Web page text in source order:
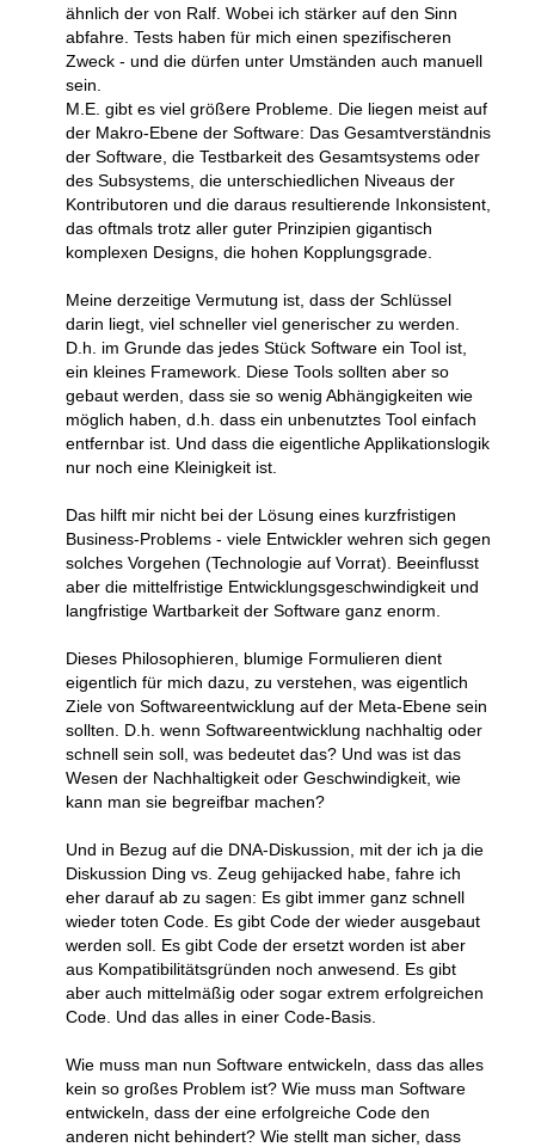
ähnlich der von Ralf. Wobei ich stärker auf den Sinn
abfahre. Tests haben für mich einen spezifischeren
Zweck - und die dürfen unter Umständen auch manuell
sein.
M.E. gibt es viel größere Probleme. Die liegen meist auf
der Makro-Ebene der Software: Das Gesamtverständnis
der Software, die Testbarkeit des Gesamtsystems oder
des Subsystems, die unterschiedlichen Niveaus der
Kontributoren und die daraus resultierende Inkonsistent,
das oftmals trotz aller guter Prinzipien gigantisch
komplexen Designs, die hohen Kopplungsgrade.
Meine derzeitige Vermutung ist, dass der Schlüssel
darin liegt, viel schneller viel generischer zu werden.
D.h. im Grunde das jedes Stück Software ein Tool ist,
ein kleines Framework. Diese Tools sollten aber so
gebaut werden, dass sie so wenig Abhängigkeiten wie
möglich haben, d.h. dass ein unbenutztes Tool einfach
entfernbar ist. Und dass die eigentliche Applikationslogik
nur noch eine Kleinigkeit ist.
Das hilft mir nicht bei der Lösung eines kurzfristigen
Business-Problems - viele Entwickler wehren sich gegen
solches Vorgehen (Technologie auf Vorrat). Beeinflusst
aber die mittelfristige Entwicklungsgeschwindigkeit und
langfristige Wartbarkeit der Software ganz enorm.
Dieses Philosophieren, blumige Formulieren dient
eigentlich für mich dazu, zu verstehen, was eigentlich
Ziele von Softwareentwicklung auf der Meta-Ebene sein
sollten. D.h. wenn Softwareentwicklung nachhaltig oder
schnell sein soll, was bedeutet das? Und was ist das
Wesen der Nachhaltigkeit oder Geschwindigkeit, wie
kann man sie begreifbar machen?
Und in Bezug auf die DNA-Diskussion, mit der ich ja die
Diskussion Ding vs. Zeug gehijacked habe, fahre ich
eher darauf ab zu sagen: Es gibt immer ganz schnell
wieder toten Code. Es gibt Code der wieder ausgebaut
werden soll. Es gibt Code der ersetzt worden ist aber
aus Kompatibilitätsgründen noch anwesend. Es gibt
aber auch mittelmäßig oder sogar extrem erfolgreichen
Code. Und das alles in einer Code-Basis.
Wie muss man nun Software entwickeln, dass das alles
kein so großes Problem ist? Wie muss man Software
entwickeln, dass der eine erfolgreiche Code den
anderen nicht behindert? Wie stellt man sicher, dass